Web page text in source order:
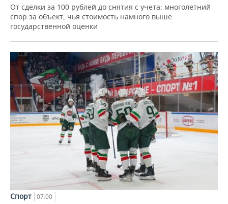
От сделки за 100 рублей до снятия с учета: многолетний
спор за объект, чья стоимость намного выше
государственной оценки
Спорт 07:00